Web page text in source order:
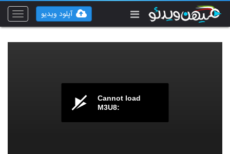
Toggle
آپلود ویدیو
Cannot load
M3U8: